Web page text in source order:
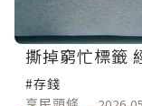
撕掉窮忙標籤
#存錢